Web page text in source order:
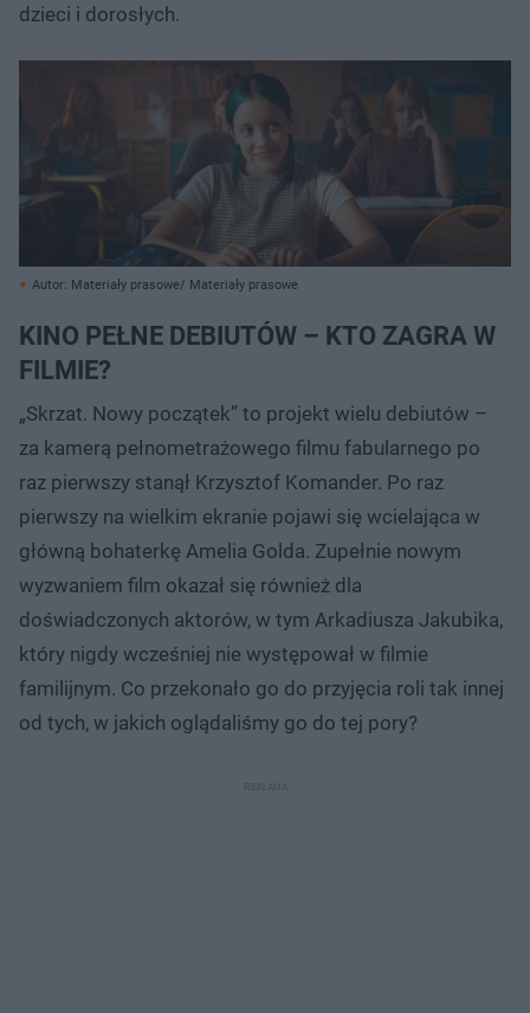
dzieci i dorosłych.
Autor: Materiały prasowe/ Materiały prasowe
KINO PEŁNE DEBIUTÓW – KTO ZAGRA W
FILMIE?
„Skrzat. Nowy początek” to projekt wielu debiutów –
za kamerą pełnometrażowego filmu fabularnego po
raz pierwszy stanął Krzysztof Komander. Po raz
pierwszy na wielkim ekranie pojawi się wcielająca w
główną bohaterkę Amelia Golda. Zupełnie nowym
wyzwaniem film okazał się również dla
doświadczonych aktorów, w tym Arkadiusza Jakubika,
który nigdy wcześniej nie występował w filmie
familijnym. Co przekonało go do przyjęcia roli tak innej
od tych, w jakich oglądaliśmy go do tej pory?